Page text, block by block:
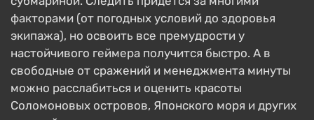
факторами (от погодных условий до здоровья
экипажа), но освоить все премудрости у
настойчивого геймера получится быстро. А в
свободные от сражений и менеджмента минуты
можно расслабиться и оценить красоты
Соломоновых островов, Японского моря и других